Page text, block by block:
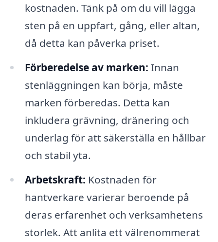
kostnaden. Tänk på om du vill lägga
sten på en uppfart, gång, eller altan,
då detta kan påverka priset.
Förberedelse av marken: Innan
stenläggningen kan börja, måste
marken förberedas. Detta kan
inkludera grävning, dränering och
underlag för att säkerställa en hållbar
och stabil yta.
Arbetskraft: Kostnaden för
hantverkare varierar beroende på
deras erfarenhet och verksamhetens
storlek. Att anlita ett välrenommerat